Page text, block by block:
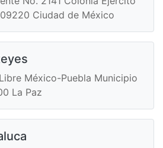
Ciudad de México
México-Puebla Municipio
La Paz